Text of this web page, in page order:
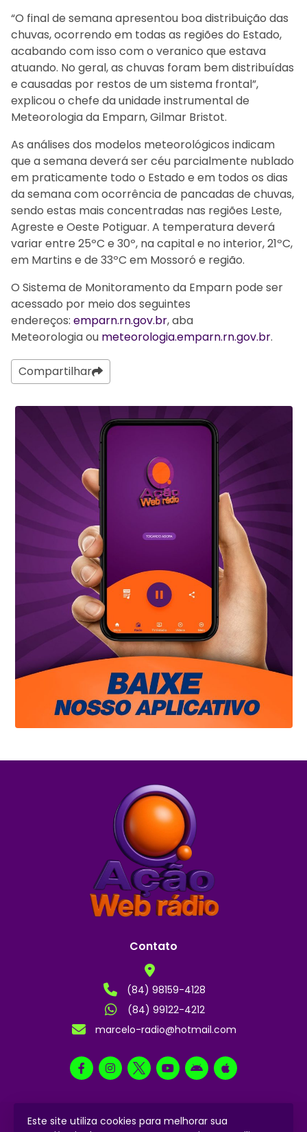
“O final de semana apresentou boa distribuição das
chuvas, ocorrendo em todas as regiões do Estado,
acabando com isso com o veranico que estava
atuando. No geral, as chuvas foram bem distribuídas
e causadas por restos de um sistema frontal”,
explicou o chefe da unidade instrumental de
Meteorologia da Emparn, Gilmar Bristot.
As análises dos modelos meteorológicos indicam
que a semana deverá ser céu parcialmente nublado
em praticamente todo o Estado e em todos os dias
da semana com ocorrência de pancadas de chuvas,
sendo estas mais concentradas nas regiões Leste,
Agreste e Oeste Potiguar. A temperatura deverá
variar entre 25ºC e 30º, na capital e no interior, 21ºC,
em Martins e de 33ºC em Mossoró e região.
O Sistema de Monitoramento da Emparn pode ser
acessado por meio dos seguintes
endereços: emparn.rn.gov.br, aba
Meteorologia ou meteorologia.emparn.rn.gov.br.
Compartilhar
Este site utiliza cookies para melhorar sua
Contato
(84) 98159-4128
(84) 99122-4212
marcelo-radio@hotmail.com